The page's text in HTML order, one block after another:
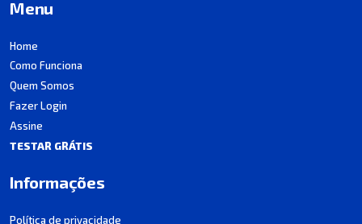
Menu
Home
Como Funciona
Quem Somos
Fazer Login
Assine
TESTAR GRÁTIS
Informações
Política de privacidade